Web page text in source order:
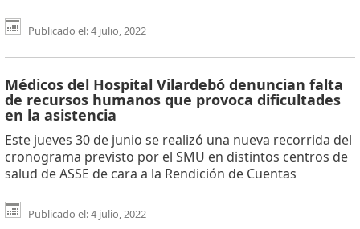
Publicado el: 4 julio, 2022
Médicos del Hospital Vilardebó denuncian falta
de recursos humanos que provoca dificultades
en la asistencia
Este jueves 30 de junio se realizó una nueva recorrida del
cronograma previsto por el SMU en distintos centros de
salud de ASSE de cara a la Rendición de Cuentas
Publicado el: 4 julio, 2022